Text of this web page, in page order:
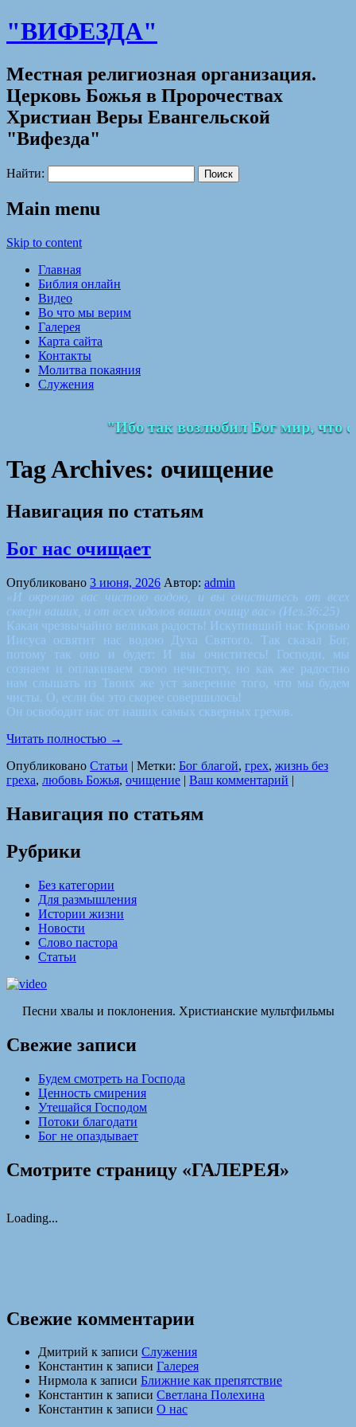
"ВИФЕЗДА"
Местная религиозная организация.
Церковь Божья в Пророчествах
Христиан Веры Евангельской
"Вифезда"
Найти:
Main menu
Skip to content
Главная
Библия онлайн
Видео
Во что мы верим
Галерея
Карта сайта
Контакты
Молитва покаяния
Служения
"Ибо так возлюбил Бог мир, что
Tag Archives: очищение
Навигация по статьям
Бог нас очищает
Опубликовано 3 июня, 2026 Автор: admin
«И окроплю вас чистою водою, и вы очиститесь от всех
скверн ваших, и от всех идолов ваших очищу вас» (Иез.36:25)
Какая чрезвычайно великая радость! Искупивший нас Кровью
Иисуса освятит нас водою Духа Святого. Так сказал Бог,
потому так оно и будет: И вы очиститесь! Господи, мы
сознаем и оплакиваем свою нечистоту, но как же радостно
нам слышать из Твоих же уст заверение того, что мы будем
чисты. О, если бы это скорее совершилось!
Он освободит нас от наших самых скверных грехов.
Читать полностью →
Опубликовано Статьи | Метки: Бог благой, грех, жизнь без
греха, любовь Божья, очищение | Ваш комментарий |
Навигация по статьям
Рубрики
Без категории
Для размышления
Истории жизни
Новости
Слово пастора
Статьи
Песни хвалы и поклонения. Христианские мультфильмы
Свежие записи
Будем смотреть на Господа
Ценность смирения
Утешайся Господом
Потоки благодати
Бог не опаздывает
Смотрите страницу «ГАЛЕРЕЯ»
Loading...
Свежие комментарии
Дмитрий к записи Служения
Константин к записи Галерея
Нирмола к записи Ближние как препятствие
Константин к записи Светлана Полехина
Константин к записи О нас